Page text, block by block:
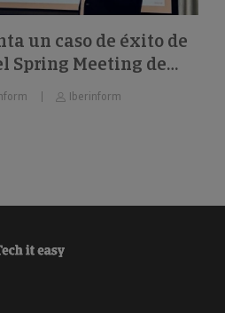
un caso de éxito de
Spring Meeting de
Iberinform